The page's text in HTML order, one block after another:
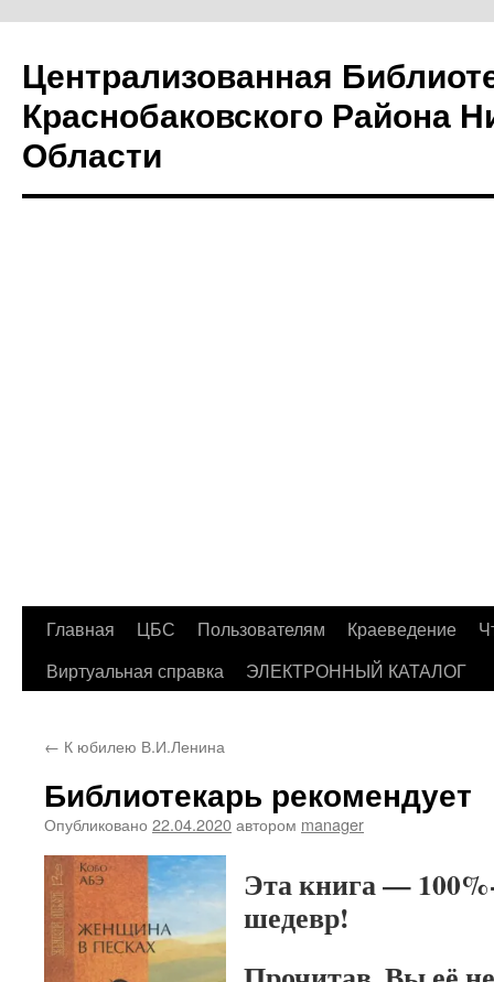
Централизованная
Краснобаковского Района
Области
Перейти
Главная ЦБС Пользователям Краеведение
Виртуальная справка
ЭЛЕКТРОННЫЙ КАТАЛОГ
← К юбилею В.И.Ленина
Библиотекарь рекомендует
Опубликовано 22.04.2020автором manager
Эта книга —
шедевр!